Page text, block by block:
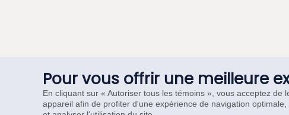
Pour vous offrir une meilleure
En cliquant sur « Autoriser tous les témoins », vous acceptez de
appareil afin de profiter d'une expérience de navigation